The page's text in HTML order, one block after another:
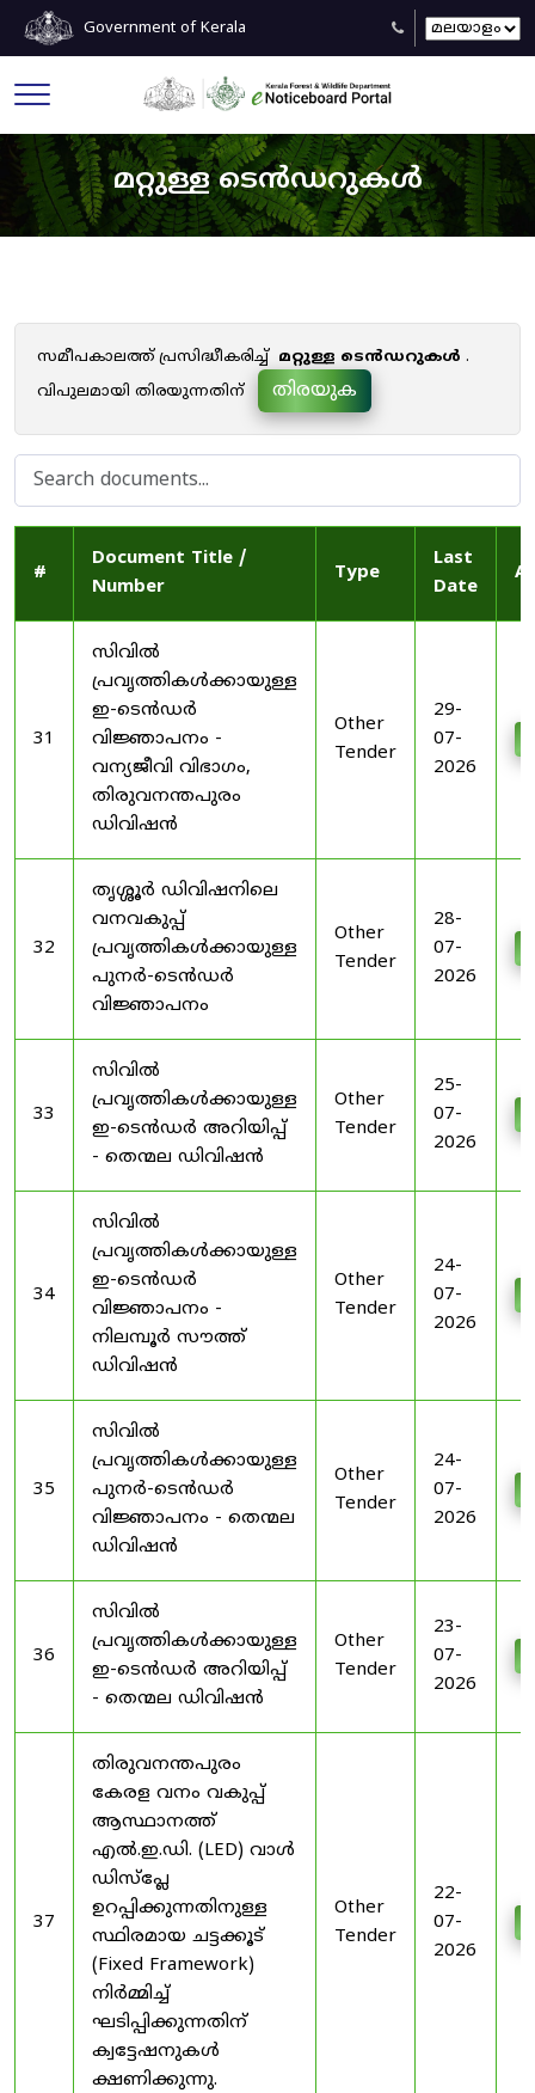
Government of Kerala
മറ്റുള്ള ടെൻഡറുകൾ
സമീപകാലത്ത് പ്രസിദ്ധീകരിച്ച് മറ്റുള്ള ടെൻഡറുകൾ .
വിപുലമായി തിരയുന്നതിന്
തിരയുക
#
Document Title /
Number
Type
Last
Date
31
സിവിൽ
പ്രവൃത്തികൾക്കായുള്ള
ഇ-ടെൻഡർ
വിജ്ഞാപനം -
വന്യജീവി വിഭാഗം,
തിരുവനന്തപുരം
ഡിവിഷൻ
Other
Tender
29-
07-
2026
32
തൃശ്ശൂർ ഡിവിഷനിലെ
വനവകുപ്പ്
പ്രവൃത്തികൾക്കായുള്ള
പുനർ-ടെൻഡർ
വിജ്ഞാപനം
Other
Tender
28-
07-
2026
33
സിവിൽ
പ്രവൃത്തികൾക്കായുള്ള
ഇ-ടെൻഡർ അറിയിപ്പ്
- തെന്മല ഡിവിഷൻ
Other
Tender
25-
07-
2026
34
സിവിൽ
പ്രവൃത്തികൾക്കായുള്ള
ഇ-ടെൻഡർ
വിജ്ഞാപനം -
നിലമ്പൂർ സൗത്ത്
ഡിവിഷൻ
Other
Tender
24-
07-
2026
35
സിവിൽ
പ്രവൃത്തികൾക്കായുള്ള
പുനർ-ടെൻഡർ
വിജ്ഞാപനം - തെന്മല
ഡിവിഷൻ
Other
Tender
24-
07-
2026
36
സിവിൽ
പ്രവൃത്തികൾക്കായുള്ള
ഇ-ടെൻഡർ അറിയിപ്പ്
- തെന്മല ഡിവിഷൻ
Other
Tender
23-
07-
2026
37
തിരുവനന്തപുരം
കേരള വനം വകുപ്പ്
ആസ്ഥാനത്ത്
എൽ.ഇ.ഡി. (LED) വാൾ
ഡിസ്‌പ്ലേ
ഉറപ്പിക്കുന്നതിനുള്ള
സ്ഥിരമായ ചട്ടക്കൂട്
(Fixed Framework)
നിർമ്മിച്ച്
ഘടിപ്പിക്കുന്നതിന്
ക്വട്ടേഷനുകൾ
ക്ഷണിക്കുന്നു.
Other
Tender
22-
07-
2026